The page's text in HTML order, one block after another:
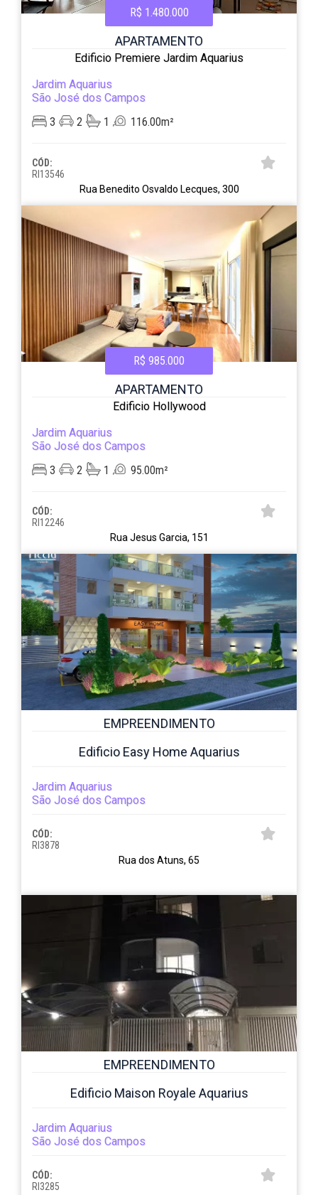
R$ 1.480.000
APARTAMENTO
Edificio Premiere Jardim Aquarius
Jardim Aquarius
São José dos Campos
3
2 1 116.00m²
CÓD:
RI13546
Rua Benedito Osvaldo Lecques, 300
R$ 985.000
APARTAMENTO
Edificio Hollywood
Jardim Aquarius
São José dos Campos
3
2 1 95.00m²
CÓD:
RI12246
Rua Jesus Garcia, 151
EMPREENDIMENTO
Edificio Easy Home Aquarius
Jardim Aquarius
São José dos Campos
CÓD:
RI3878
Rua dos Atuns, 65
EMPREENDIMENTO
Edificio Maison Royale Aquarius
Jardim Aquarius
São José dos Campos
CÓD:
RI3285